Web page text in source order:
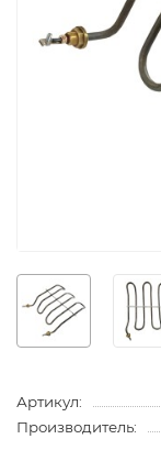
Артикул:
Производитель: